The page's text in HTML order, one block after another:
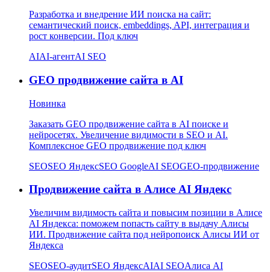
Разработка и внедрение ИИ поиска на сайт:
семантический поиск, embeddings, API, интеграция и
рост конверсии. Под ключ
AIAI-агентAI SEO
GEO продвижение сайта в AI
Новинка
Заказать GEO продвижение сайта в AI поиске и
нейросетях. Увеличение видимости в SEO и AI.
Комплексное GEO продвижение под ключ
SEOSEO ЯндексSEO GoogleAI SEOGEO-продвижение
Продвижение сайта в Алисе AI Яндекс
Увеличим видимость сайта и повысим позиции в Алисе
AI Яндекса: поможем попасть сайту в выдачу Алисы
ИИ. Продвижение сайта под нейропоиск Алисы ИИ от
Яндекса
SEOSEO-аудитSEO ЯндексAIAI SEOАлиса AI